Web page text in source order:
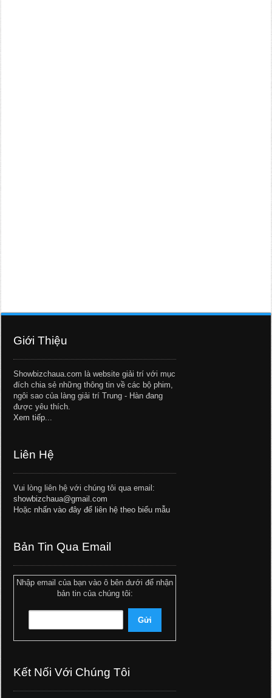
Giới Thiệu
Showbizchaua.com là website giải trí với mục
đích chia sẻ những thông tin về các bộ phim,
ngôi sao của làng giải trí Trung - Hàn đang
được yêu thích.
Xem tiếp...
Liên Hệ
Vui lòng liên hệ với chúng tôi qua email:
showbizchaua@gmail.com
Hoặc nhấn vào đây để liên hệ theo biểu mẫu
Bản Tin Qua Email
Nhập email của bạn vào ô bên dưới để nhận
bản tin của chúng tôi:
Kết Nối Với Chúng Tôi